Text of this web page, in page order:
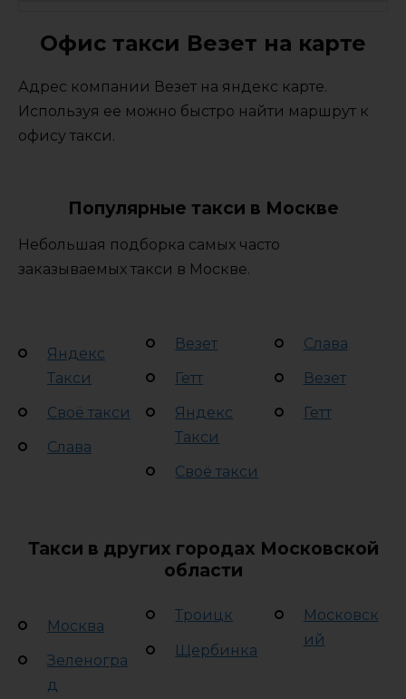
Офис такси Везет на карте
Адрес компании Везет на яндекс карте.
Используя ее можно быстро найти маршрут к
офису такси.
Популярные такси в Москве
Небольшая подборка самых часто
заказываемых такси в Москве.
Яндекс
Такси
Своё такси
Слава
Везет
Гетт
Яндекс
Такси
Своё такси
Слава
Везет
Гетт
Такси в других городах Московской
области
Москва
Зеленогра
д
Троицк
Щербинка
Московск
ий